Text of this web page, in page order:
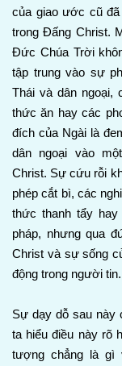
của giao ước cũ
trong Đấng Christ.
Đức Chúa Trời
tập trung vào sự
Thái và dân ngoại,
thức ăn hay các
đích của Ngài là
dân ngoại vào
Christ. Sự cứu rỗi
phép cắt bì, các
thức thanh tẩy
pháp, nhưng qua
Christ và sự sống
động trong người tin.
Sự dạy dỗ sau này
ta hiểu điều này rõ
tượng chẳng là gì